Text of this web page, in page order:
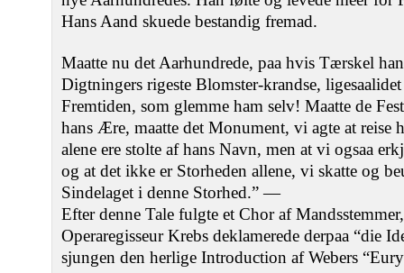
Hans Aand skuede bestandig fremad.
Maatte nu det Aarhundrede, paa hvis Tærskel
Digtningers rigeste Blomster-krandse,
Fremtiden, som glemme ham selv! Maatte de
hans Ære, maatte det Monument, vi agte at reise
alene ere stolte af hans Navn, men at vi ogsaa
og at det ikke er Storheden allene, vi skatte og
Sindelaget i denne Storhed.” —
Efter denne Tale fulgte et Chor af
Operaregisseur Krebs deklamerede derpaa “die
sjungen den herlige Introduction af Webers